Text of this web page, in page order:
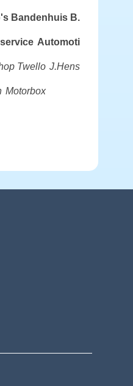
Bandenhuis B.
Automoti
Twello J.Hens
Motorbox